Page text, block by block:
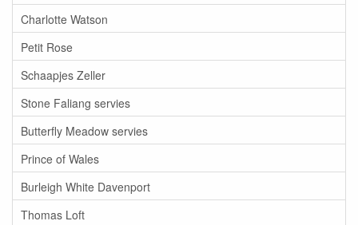
Charlotte Watson
Petit Rose
Schaapjes Zeller
Stone Faliang servies
Butterfly Meadow servies
Prince of Wales
Burleigh White Davenport
Thomas Loft